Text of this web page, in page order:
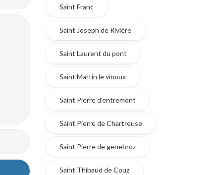
Saint Franc
Saint Joseph de Rivière
Saint Laurent du pont
Saint Martin le vinoux
Saint Pierre d'entremont
Saint Pierre de Chartreuse
Saint Pierre de genebroz
Saint Thibaud de Couz